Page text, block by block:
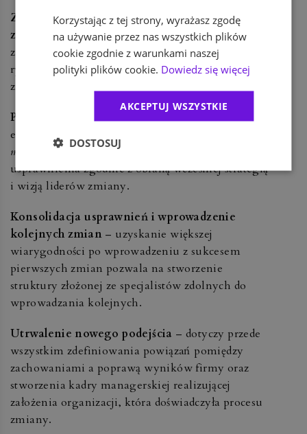
Zapewnienie innym możliwości działania w
zgodzie z wizją– dzięki temu każdy uczestnik
zmiany będzie bardziej skory do podejmowania
ryzyka oraz będzie miał bezpośredni wpływ na
zmianę systemów oraz struktur.
Planowanie i osiąganie szybkich sukcesów–
etap wdrożenia działań związanych z
management pozwala wprowadzić wszystkie
usprawnienia zgodnie z obraną wcześniej strategią
i wizją liderów zmiany.
Konsolidacja usprawnień i wprowadzenie
kolejnych zmian – uzyskanie większej
wiarygodności po wprowadzeniu z sukcesem
pierwszych zmian pozwala na stworzenie
struktury złożonej ze specjalistów zdolnych do
wprowadzania kolejnych.
Utrwalenie nowego podejścia – dotyczy przede
wszystkim zdefiniowania powiązań pomiędzy
zachowaniami a poprawą wyników firmy oraz
stworzenia kadry managerskiej realizującej
założenia organizacji, która doświadczyła procesu
zmiany.
Korzystając z tej strony, wyrażasz zgodę
na używanie przez nas wszystkich plików
cookie zgodnie z warunkami naszej
polityki plików cookie. Dowiedz się więcej
AKCEPTUJ WSZYSTKIE
DOSTOSUJ